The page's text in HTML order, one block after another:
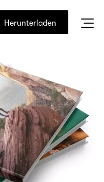
Herunterladen